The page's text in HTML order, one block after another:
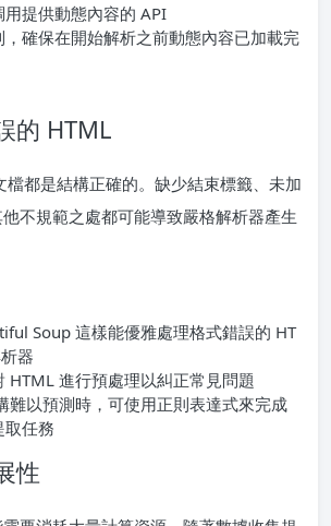
提供動態內容的 API
確保在開始解析之前動態內容已加載完
的 HTML
檔都是結構正確的。缺少結束標籤、未加
不規範之處都可能導致嚴格解析器產生
Soup 這樣能優雅處理格式錯誤的 HT
器
HTML 進行預處理以糾正常見問題
難以預測時，可使用正則表達式來完成
取任務
性